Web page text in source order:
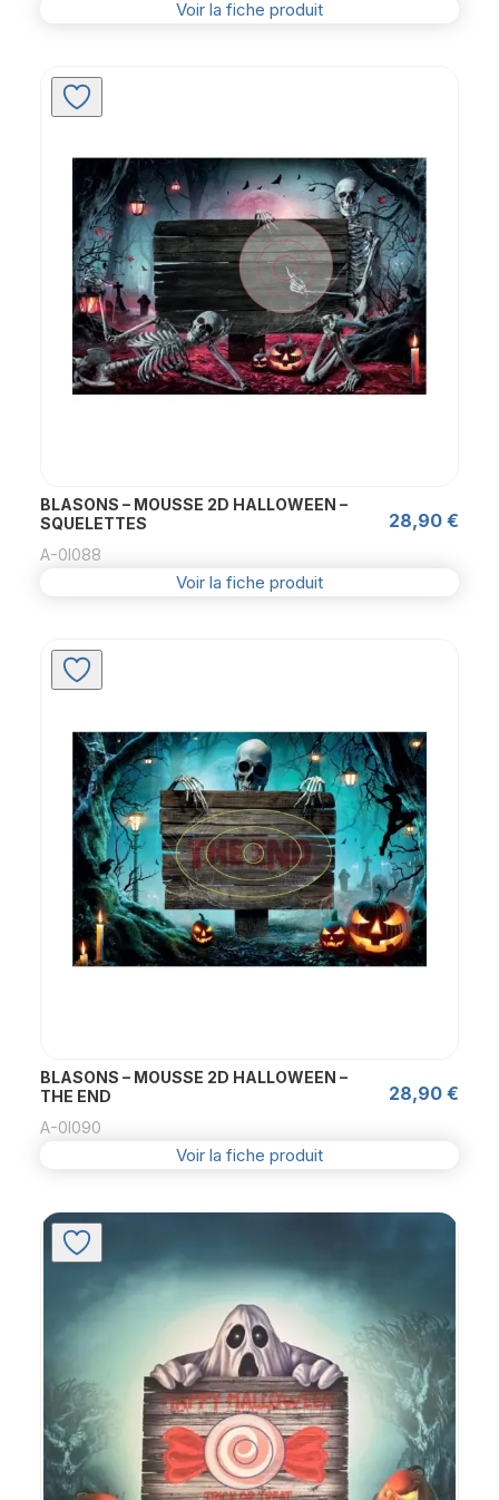
Voir la fiche produit
BLASONS – MOUSSE 2D HALLOWEEN –
SQUELETTES
28,90 €
A-0l088
Voir la fiche produit
BLASONS – MOUSSE 2D HALLOWEEN –
THE END
28,90 €
A-0l090
Voir la fiche produit